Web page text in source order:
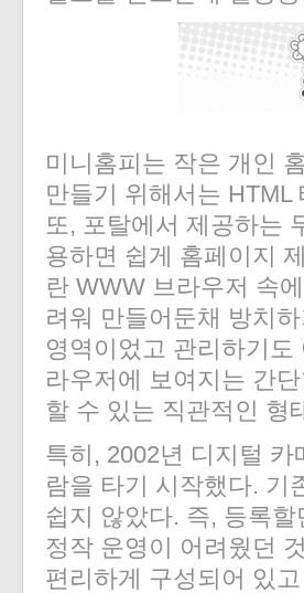
미니홈피는 작은 개인
만들기 위해서는
또, 포탈에서 제공하는
용하면 쉽게 홈페이지
란 WWW 브라우저 속
려워 만들어둔채 방치
영역이었고 관리하기
라우저에 보여지는 간
할 수 있는 직관적인 형
특히, 2002년 디지털
람을 타기 시작했다. 기
쉽지 않았다. 즉, 등록
정작 운영이 어려웠던
편리하게 구성되어 있